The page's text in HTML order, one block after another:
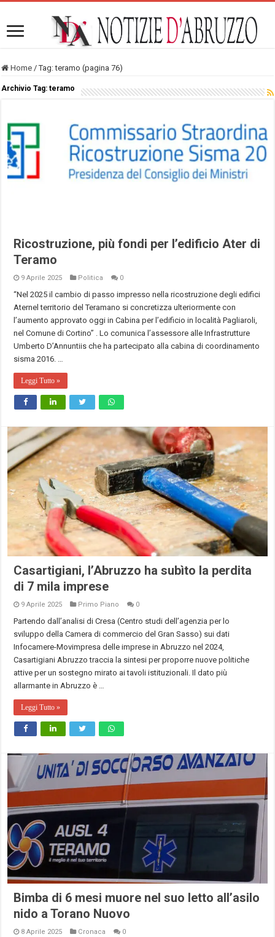
Home / Tag:teramo (pagina 76)
Archivio Tag:teramo
Ricostruzione, più fondi per l’edificio Ater di
Teramo
9 Aprile 2025 Politica 0
“Nel 2025 il cambio di passo impresso nella ricostruzione degli edifici
Aternel territorio del Teramano si concretizza ulteriormente con
l’aumento approvato oggi in Cabina per l’edificio in località Pagliaroli,
nel Comune di Cortino” . Lo comunica l’assessore alle Infrastrutture
Umberto D’Annuntiis che ha partecipato alla cabina di coordinamento
sisma 2016. …
Leggi Tutto »
Casartigiani, l’Abruzzo ha subìto la perdita
di 7 mila imprese
9 Aprile 2025 Primo Piano 0
Partendo dall’analisi di Cresa (Centro studi dell’agenzia per lo
sviluppo della Camera di commercio del Gran Sasso) sui dati
Infocamere-Movimpresa delle imprese in Abruzzo nel 2024,
Casartigiani Abruzzo traccia la sintesi per proporre nuove politiche
attive per un sostegno mirato ai tavoli istituzionali. Il dato più
allarmante in Abruzzo è …
Leggi Tutto »
Bimba di 6 mesi muore nel suo letto all’asilo
nido a Torano Nuovo
8 Aprile 2025 Cronaca 0